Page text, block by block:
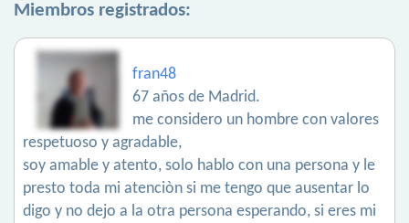
Miembros registrados:
fran48
67 años de Madrid.
me considero un hombre con valores
respetuoso y agradable,
soy amable y atento, solo hablo con una persona y le
presto toda mi atenciòn si me tengo que ausentar lo
digo y no dejo a la otra persona esperando, si eres mi